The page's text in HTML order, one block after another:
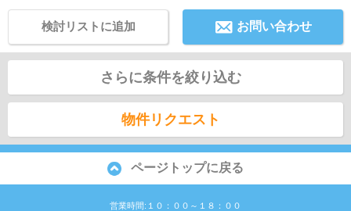
お問い合わせ
検討リストに追加
さらに条件を絞り込む
物件リクエスト
ページトップに戻る
営業時間:１０：００～１８：００